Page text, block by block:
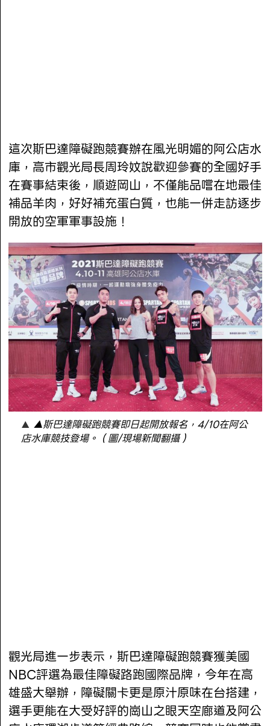
這次斯巴達障礙跑競賽辦在風光明媚的阿公店水
庫，高市觀光局長周玲妏說歡迎參賽的全國好手
在賽事結束後，順遊岡山，不僅能品嚐在地最佳
補品羊肉，好好補充蛋白質，也能一併走訪逐步
開放的空軍軍事設施！
▲斯巴達障礙跑競賽即日起開放報名，4/10在阿公
店水庫競技登場。（圖/現場新聞翻攝）
觀光局進一步表示，斯巴達障礙跑競賽獲美國
NBC評選為最佳障礙路跑國際品牌，今年在高
雄盛大舉辦，障礙關卡更是原汁原味在台搭建，
選手更能在大受好評的崗山之眼天空廊道及阿公